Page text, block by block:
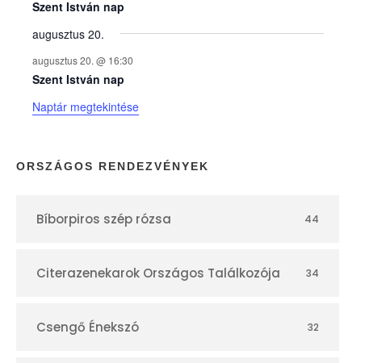
y
e
k
n
a
á
Szent István nap
augusztus 20.
augusztus 20. @ 16:30
Szent István nap
Naptár megtekintése
ORSZÁGOS RENDEZVÉNYEK
Bíborpiros szép rózsa 44
Citerazenekarok Országos Találkozója 34
Csengő Énekszó 32